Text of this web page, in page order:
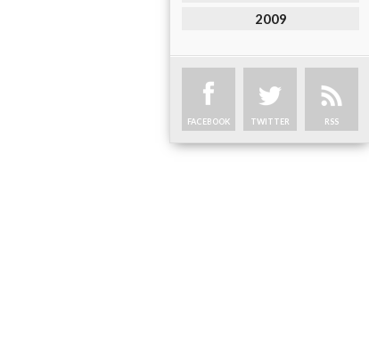
2009
FACEBOOK TWITTER RSS